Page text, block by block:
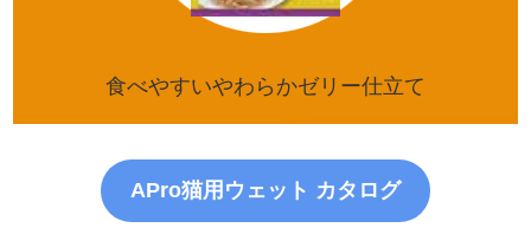
食べやすいやわらかゼリー仕立て
APro猫用ウェット カタログ